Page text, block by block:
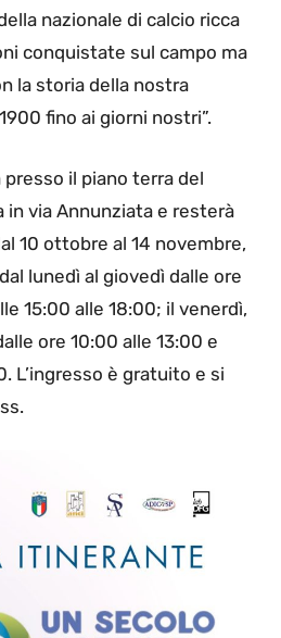
nazionale di calcio ricca
conquistate sul campo ma
la storia della nostra
fino ai giorni nostri”.
il piano terra del
in via Annunziata e resterà
10 ottobre al 14 novembre,
lunedì al giovedì dalle ore
15:00 alle 18:00; il venerdì,
ore 10:00 alle 13:00 e
L’ingresso è gratuito e si